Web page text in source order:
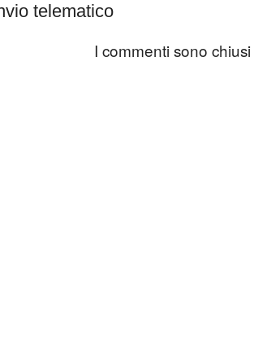
telematico
I commenti sono chiusi